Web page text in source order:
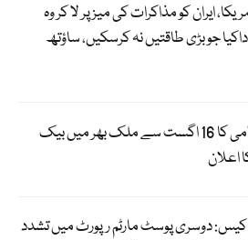
ایران کو مذاکرات کی میز پر لا کر وہ
جو بڑی طاقتیں نہ کرسکیں، ساؤتھ
جماعت اسلامی کا 16 اگست سے ملک بھر میں بیک
اعلان
دوسری پوسٹ مارٹم رپورٹ میں تشدد